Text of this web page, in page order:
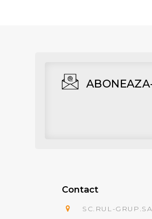
Contact
SC.RUL-GRUP.SA